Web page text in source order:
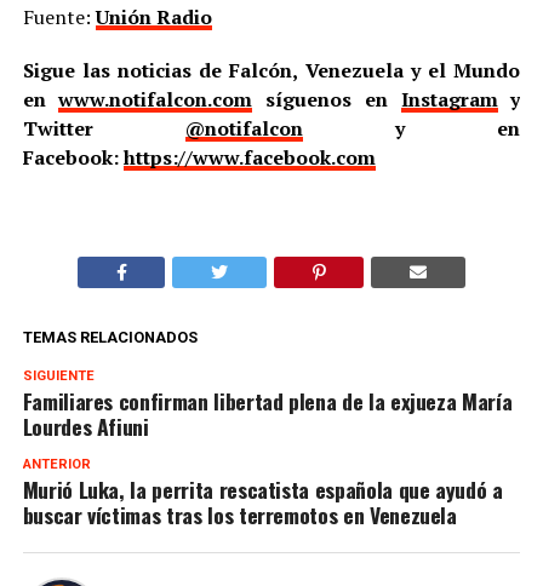
Fuente:Unión Radio
Sigue las noticias de Falcón, Venezuela y el Mundo
enwww.notifalcon.com síguenos en Instagramy
Twitter @notifalcony en
Facebook:https://www.facebook.com
TEMAS RELACIONADOS
SIGUIENTE
Familiares confirman libertad plena de la exjueza María
Lourdes Afiuni
ANTERIOR
Murió Luka, la perrita rescatista española que ayudó a
buscar víctimas tras los terremotos en Venezuela